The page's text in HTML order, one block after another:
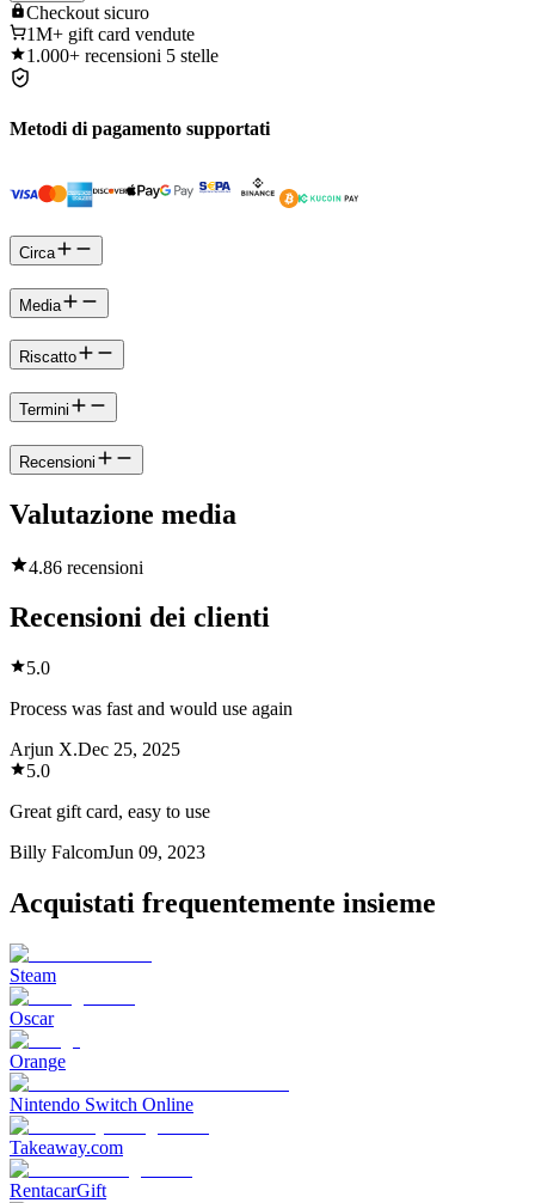
Checkout sicuro
1M+ gift card vendute
1.000+ recensioni 5 stelle
Metodi di pagamento supportati
Circa
Media
Riscatto
Termini
Recensioni
Valutazione media
4.86 recensioni
Recensioni dei clienti
5.0
Process was fast and would use again
Arjun X.Dec 25, 2025
5.0
Great gift card, easy to use
Billy FalcomJun 09, 2023
Acquistati frequentemente insieme
Steam
Oscar
Orange
Nintendo Switch Online
Takeaway.com
RentacarGift